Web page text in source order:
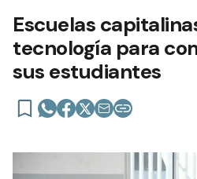
Escuelas
tecnología para
sus estudiantes